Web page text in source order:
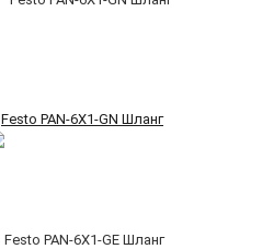
Festo PAN-6X1-GN Шланг